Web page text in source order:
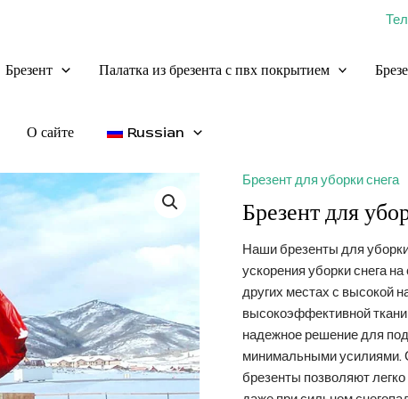
Брезент Палатка из брезента с пвх покрытием
О сайте Russian
Брезент для уборки снега
Брезент для
Наши брезенты для
ускорения уборки снега
других местах с высокой
высокоэффективной
надежное решение для
минимальными усилиями.
брезенты позволяют